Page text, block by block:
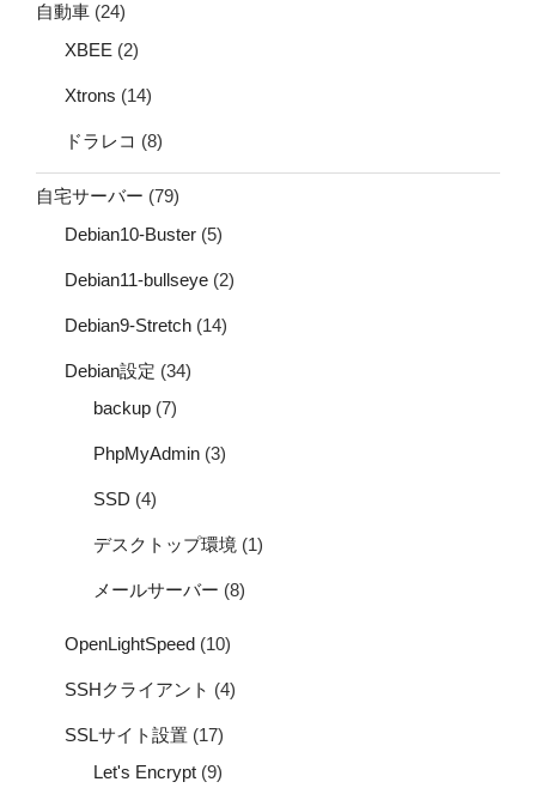
自動車 (24)
XBEE (2)
Xtrons (14)
ドラレコ (8)
自宅サーバー (79)
Debian10-Buster (5)
Debian11-bullseye (2)
Debian9-Stretch (14)
Debian設定 (34)
backup (7)
PhpMyAdmin (3)
SSD (4)
デスクトップ環境 (1)
メールサーバー (8)
OpenLightSpeed (10)
SSHクライアント (4)
SSLサイト設置 (17)
Let's Encrypt (9)